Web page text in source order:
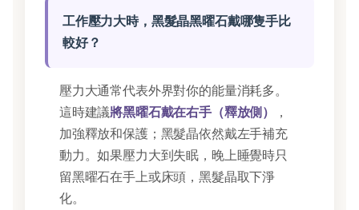
工作壓力大時，黑髮晶黑曜石戴哪隻手比
較好？
壓力大通常代表外界對你的能量消耗多。
這時建議將黑曜石戴在右手（釋放側）
，
加強釋放和保護；黑髮晶依然戴左手補充
動力。如果壓力大到失眠，晚上睡覺時只
留黑曜石在手上或床頭，黑髮晶取下淨
化。